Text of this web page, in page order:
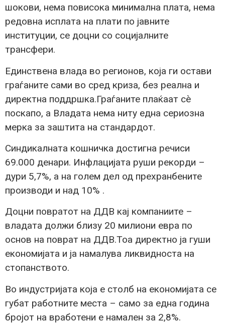
шокови, нема повисока минимална плата, нема
редовна исплата на плати по јавните
институции, се доцни со социјалните
трансфери.
Единствена влада во регионов, која ги остави
граѓаните сами во сред криза, без реална и
директна поддршка.Граѓаните плаќаат сè
поскапо, а Владата нема ниту една сериозна
мерка за заштита на стандардот.
Синдикалната кошничка достигна речиси
69.000 денари. Инфлацијата руши рекорди –
дури 5,7%, а на голем дел од прехранбените
производи и над 10% .
Доцни повратот на ДДВ кај компаниите –
владата должи близу 20 милиони евра по
основ на поврат на ДДВ.Тоа директно ја гуши
економијата и ја намалува ликвидноста на
стопанството.
Во индустријата која е столб на економијата се
губат работните места – само за една година
бројот на вработени е намален за 2,8%.